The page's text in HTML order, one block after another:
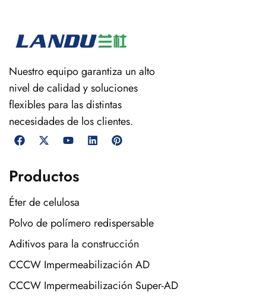
Nuestro equipo garantiza un alto
nivel de calidad y soluciones
flexibles para las distintas
necesidades de los clientes.
Productos
Éter de celulosa
Polvo de polímero redispersable
Aditivos para la construcción
CCCW Impermeabilización AD
CCCW Impermeabilización Super-AD